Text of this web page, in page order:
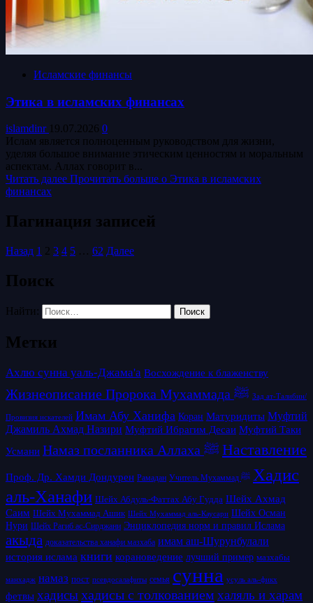
Исламские финансы
Этика в исламских финансах
islamdinr 19.07.2026 0
Ислам является полноценным руководством для жизни,
уделяя большое внимание этическим ценностям и моральным
аспектам. Аллах говорит в...
Читать далее Прочитать больше о Этика в исламских
финансах
Пагинация записей
Назад 1 2 3 4 5 … 62 Далее
Поиск
Найти:
Метки
Ахлю сунна уаль-Джама'а Восхождение к блаженству
Жизнеописание Пророка Мухаммада ﷺ Зад ат-Талибин/
Провизия искателей Имам Абу Ханифа Коран Матуридиты Муфтий
Джамиль Ахмад Назири Муфтий Ибрагим Десаи Муфтий Таки
Усмани
Намаз посланника Аллаха ﷺ Наставление
Проф. Др. Хамди Дондурен Рамадан Учитель Мухаммад ﷺ Хадис
аль-Ханафи Шейх Абдуль-Фаттах Абу Гудда Шейх Ахмад
Саим Шейх Мухаммад Ашик Шейх Мухаммад аль-Каусари Шейх Осман
Нури Шейх Рагиб ас-Сирджани Энциклопедия норм и правил Ислама
акыда доказательства ханафи мазхаба имам аш-Шурунбулали
история ислама книги корановедение лучший пример мазхабы
манхадж намаз пост псевдосалафиты семья сунна усуль аль-фикх
фетвы хадисыхадисы с толкованием халяль и харам